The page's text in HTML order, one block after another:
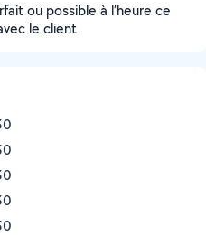
ou possible à l’heure ce
le client